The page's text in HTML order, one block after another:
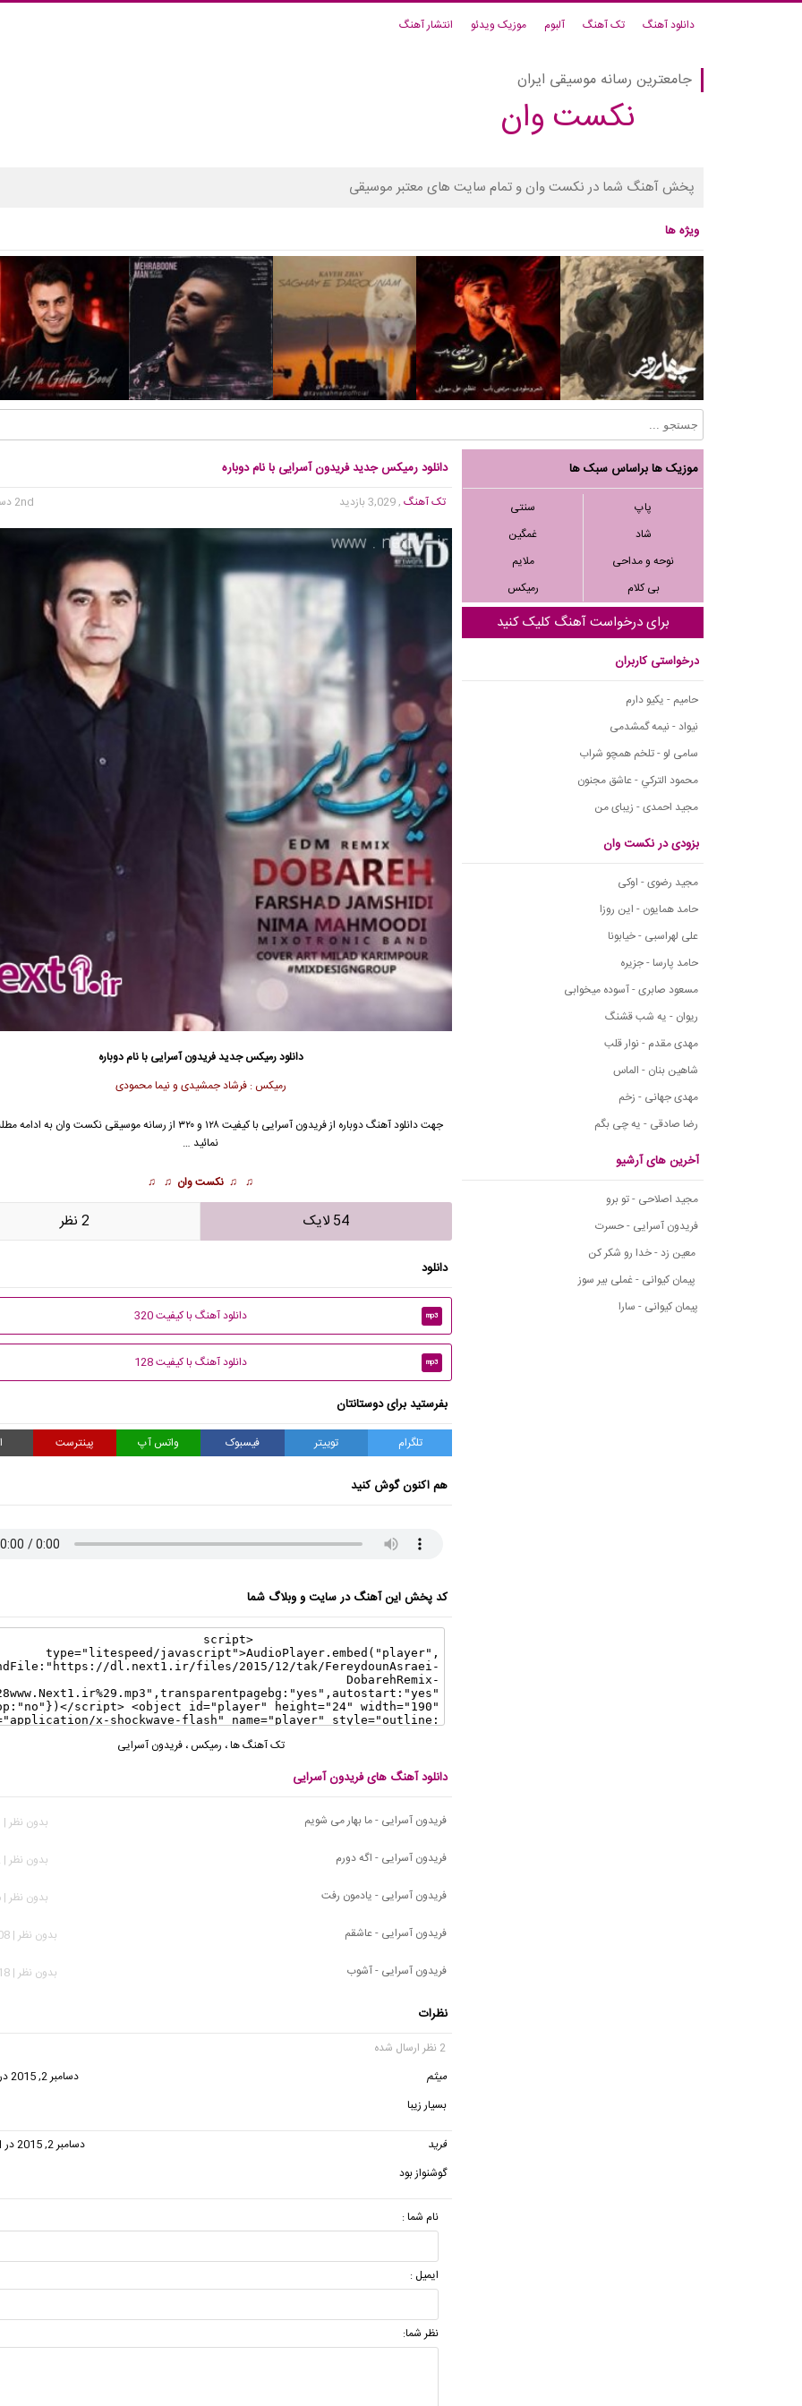
دانلود آهنگ تک آهنگ آلبوم موزیک ویدئو انتشار آهنگ
جامعترین رسانه موسیقی ایران
نکست وان
پخش آهنگ شما در نکست وان و تمام سایت های معتبر موسیقی
ویژه ها
موزیک ها براساس سبک ها
پاپ
سنتی
شاد
غمگین
نوحه و مداحی
ملایم
بی کلام
رمیکس
برای درخواست آهنگ کلیک کنید
درخواستی کاربران
حامیم - یکیو دارم
نیواد - نیمه گمشدمی
سامی لو - تلخم همچو شراب
محمود التركي - عاشق مجنون
مجید احمدی - زیبای من
بزودی در نکست وان
مجید رضوی - اوکی
حامد همایون - این روزا
علی لهراسبی - خیابونا
حامد پارسا - جزیره
مسعود صابری - آسوده میخوابی
ریوان - یه شب قشنگ
مهدی مقدم - نوار قلب
شاهین بنان - الماس
مهدی جهانی - زخم
رضا صادقی - یه چی بگم
آخرین های آرشیو
مجید اصلاحی - تو برو
فریدون آسرایی - حسرت
معین زد - خدا رو شکر کن
پیمان کیوانی - غملی بیر سوز
پیمان کیوانی - سارا
دانلود رمیکس جدید فریدون آسرایی با نام دوباره
تک آهنگ, 3,029 بازدید 2nd دسامبر 2015
دانلود رمیکس جدیدفریدون آسرایی با نام دوباره
رمیکس : فرشاد جمشیدی و نیما محمودی
جهت دانلود آهنگ دوباره ازفریدون آسرایی
با کیفیت ۱۲۸ و ۳۲۰ از رسانه موسیقی نکست وان به
نمائید …
♫ ♫ نکست وان ♫ ♫
54 لایک 2 نظر
دانلود
mp3 دانلود آهنگ با کیفیت 320
mp3 دانلود آهنگ با کیفیت 128
بفرستید برای دوستانتان
تلگرام توییتر فیسبوک واتس آپ پینترست
هم اکنون گوش کنید
کد پخش این آهنگ در سایت و وبلاگ شما
تک آهنگ ها، رمیکس ،فریدون آسرایی
دانلود آهنگ های فریدون آسرایی
فریدون آسرایی - ما بهار می شویم
بدون نظر | 301 بازدید
فریدون آسرایی - اگه دورم
بدون نظر | 452 بازدید
فریدون آسرایی - یادمون رفت
بدون نظر | 456 بازدید
فریدون آسرایی - عاشقم
بدون نظر | 2,108 بازدید
فریدون آسرایی - آشوب
بدون نظر | 3,318 بازدید
نظرات
2 نظر ارسال شده
میثم
دسامبر 2, 2015 در 9:55 ق.ظ
بسیار زیبا
فرید
دسامبر 2, 2015 در 10:01 ق.ظ
گوشنواز بود
نام شما :
ایمیل :
نظر شما: